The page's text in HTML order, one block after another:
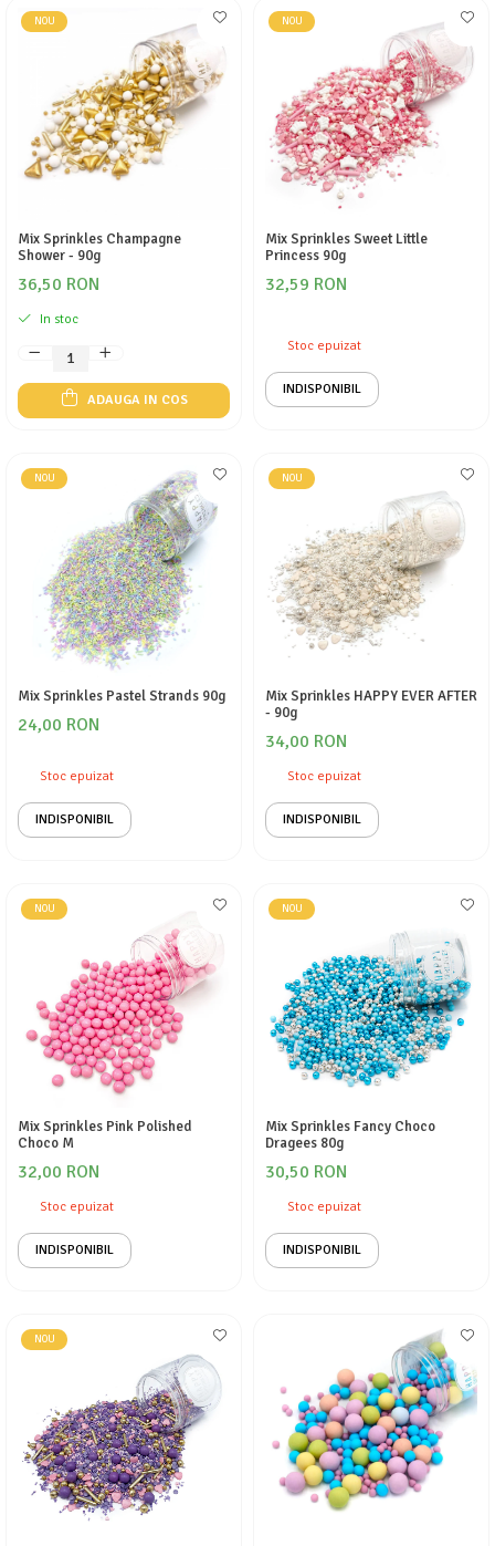
NOU
Mix Sprinkles Champagne
Shower - 90g
36,50 RON
In stoc
ADAUGA IN COS
NOU
Mix Sprinkles Sweet Little
Princess 90g
32,59 RON
Stoc epuizat
INDISPONIBIL
NOU
Mix Sprinkles Pastel Strands 90g
24,00 RON
Stoc epuizat
INDISPONIBIL
NOU
Mix Sprinkles HAPPY EVER AFTER
- 90g
34,00 RON
Stoc epuizat
INDISPONIBIL
NOU
Mix Sprinkles Pink Polished
Choco M
32,00 RON
Stoc epuizat
INDISPONIBIL
NOU
Mix Sprinkles Fancy Choco
Dragees 80g
30,50 RON
Stoc epuizat
INDISPONIBIL
NOU